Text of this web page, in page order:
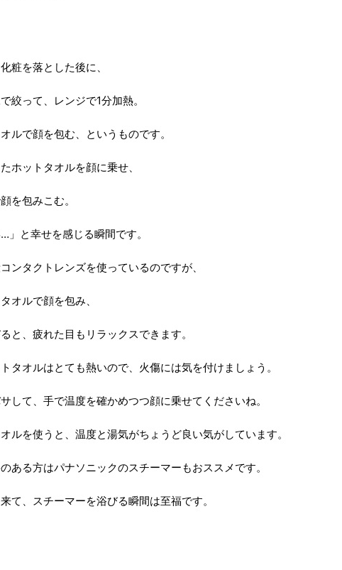
粧を落とした後に、
絞って、レンジで1分加熱。
ルで顔を包む、というものです。
ホットタオルを顔に乗せ、
を包みこむ。
」と幸せを感じる瞬間です。
ンタクトレンズを使っているのですが、
オルで顔を包み、
と、疲れた目もリラックスできます。
タオルはとても熱いので、火傷には気を付けましょう。
して、手で温度を確かめつつ顔に乗せてくださいね。
ルを使うと、温度と湯気がちょうど良い気がしています。
ある方はパナソニックのスチーマーもおススメです。
て、スチーマーを浴びる瞬間は至福です。